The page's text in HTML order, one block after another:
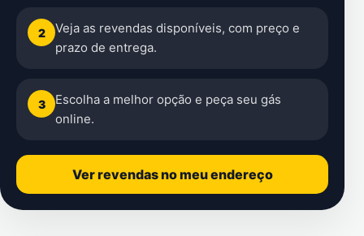
2
Veja as revendas disponíveis, com preço e
prazo de entrega.
3
Escolha a melhor opção e peça seu gás
online.
Ver revendas no meu endereço